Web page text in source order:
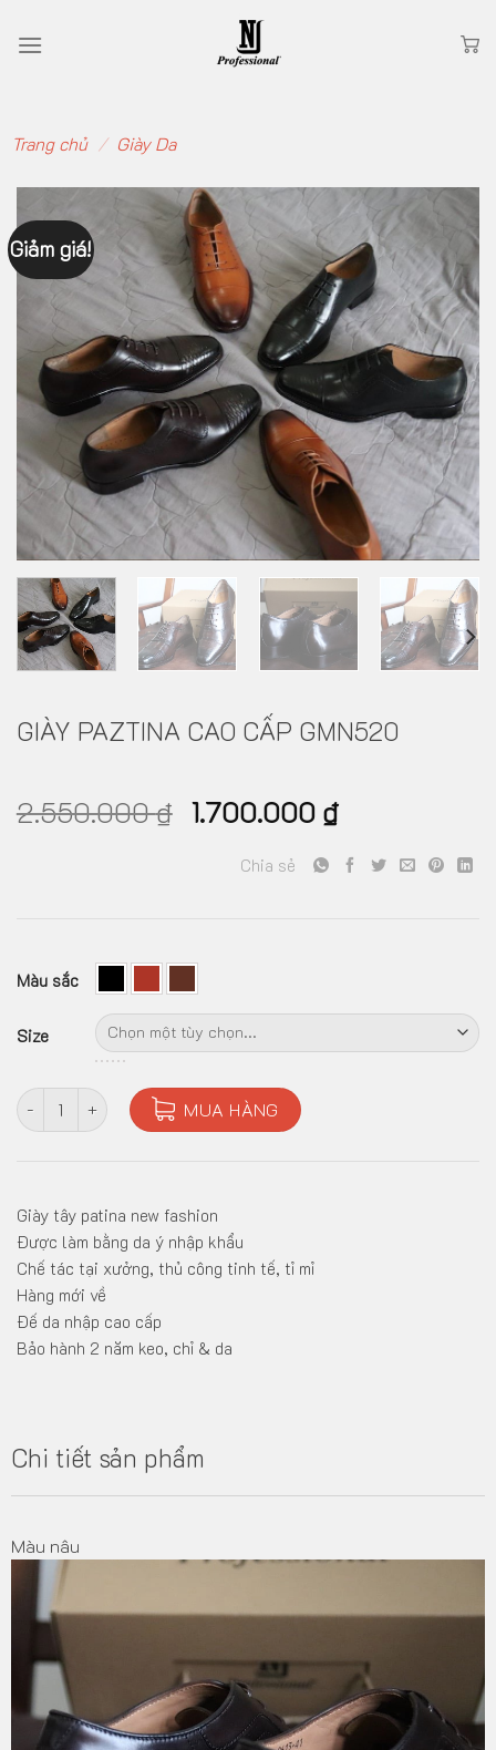
Trang chủ / Giày Da
Giảm giá!
GIÀY PAZTINA CAO CẤP GMN520
2.550.000₫ 1.700.000 ₫
Chia sẻ
Màu sắc
Size
GIÀY PAZTINA CAO CẤP GMN520 số lượng
MUA HÀNG
Giày tây patina new fashion
Được làm bằng da ý nhập khẩu
Chế tác tại xưởng, thủ công tinh tế, tỉ mỉ
Hàng mới về
Đế da nhập cao cấp
Bảo hành 2 năm keo, chỉ & da
Chi tiết sản phẩm
Màu nâu